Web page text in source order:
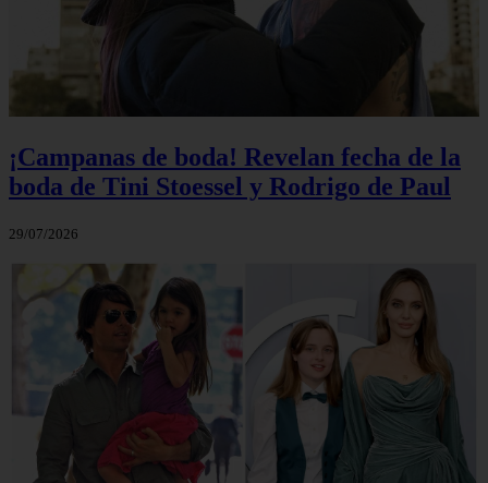
¡Campanas de boda! Revelan fecha de la
boda de Tini Stoessel y Rodrigo de Paul
29/07/2026